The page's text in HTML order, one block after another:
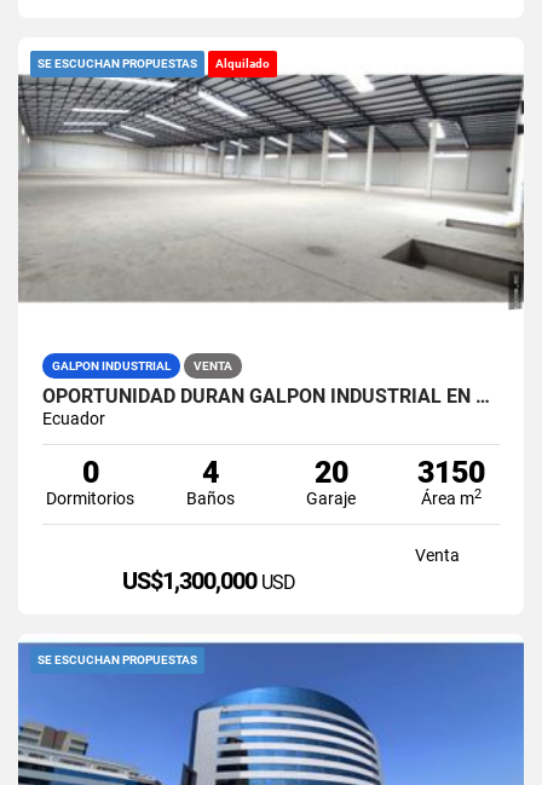
SE ESCUCHAN PROPUESTAS Alquilado
GALPON INDUSTRIAL VENTA
OPORTUNIDAD DURAN GALPON INDUSTRIAL EN VENTA LAS BRISAS
Ecuador
0
Dormitorios
4
Baños
20
Garaje
3150
Área m2
Venta
US$1,300,000 USD
SE ESCUCHAN PROPUESTAS